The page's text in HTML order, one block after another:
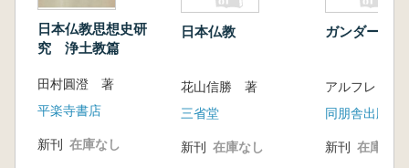
日本仏教思想史研
究 浄土教篇
田村圓澄 著
平楽寺書店
新刊 在庫なし
日本仏教
花山信勝 著
三省堂
新刊 在庫なし
ガンダーラ
同朋舎出版
新刊 在庫なし